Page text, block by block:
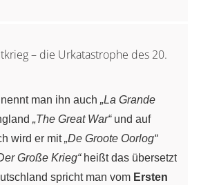
– die Urkatastrophe des 20.
man ihn auch „La Grande
„The Great War“und auf
wird er mit„De Groote Oorlog“
Große Krieg“heißt das übersetzt
spricht man vom Ersten